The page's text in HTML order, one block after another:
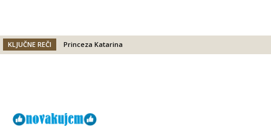
KLJUČNE REČI Princeza Katarina